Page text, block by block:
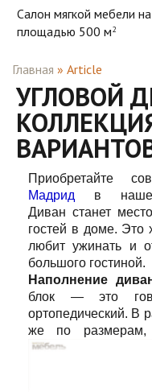
Салон мягкой мебели
площадью 500 м2
Главная » Article
УГЛОВОЙ
Приобретайте
Мадрид в
Диван станет
гостей в доме. Это
любит ужинать и
большого гостиной.
Наполнение
блок — это
ортопедический. В
же по размерам,